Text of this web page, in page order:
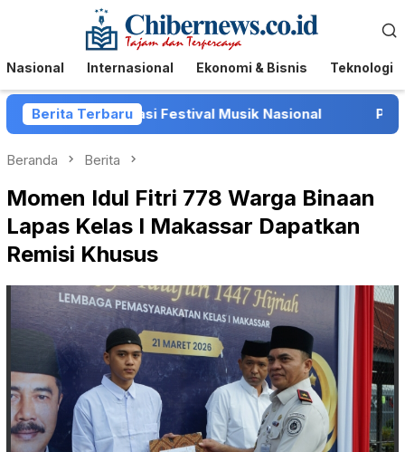
Menu
Mobile
Nasional Internasional Ekonomi & Bisnis Teknologi
Berita Terbaru
Festival Musik Nasional Presiden LIRA
Beranda Berita
Momen Idul Fitri 778 Warga Binaan
Lapas Kelas I Makassar Dapatkan
Remisi Khusus